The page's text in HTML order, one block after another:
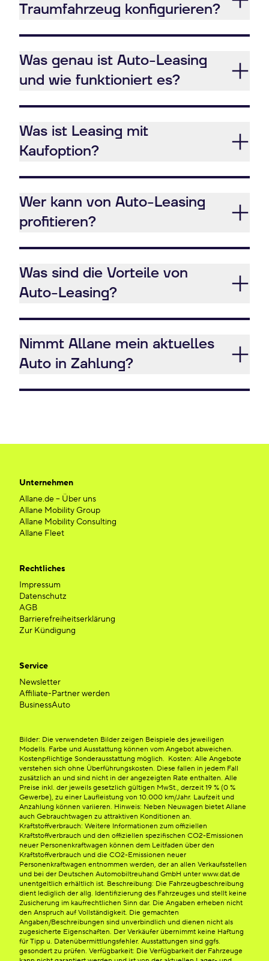
Traumfahrzeug konfigurieren?
Was genau ist Auto-Leasing
und wie funktioniert es?
Was ist Leasing mit
Kaufoption?
Wer kann von Auto-Leasing
profitieren?
Was sind die Vorteile von
Auto-Leasing?
Nimmt Allane mein aktuelles
Auto in Zahlung?
Unternehmen
Allane.de – Über uns
Allane Mobility Group
Allane Mobility Consulting
Allane Fleet
Rechtliches
Impressum
Datenschutz
AGB
Barrierefreiheitserklärung
Zur Kündigung
Service
Newsletter
Affiliate-Partner werden
BusinessAuto
Bilder: Die verwendeten Bilder zeigen Beispiele des jeweiligen
Modells. Farbe und Ausstattung können vom Angebot abweichen.
Kostenpflichtige Sonderausstattung möglich. Kosten: Alle Angebote
verstehen sich ohne Überführungskosten. Diese fallen in jedem Fall
zusätzlich an und sind nicht in der angezeigten Rate enthalten. Alle
Preise inkl. der jeweils gesetzlich gültigen MwSt., derzeit 19 % (0 %
Gewerbe), zu einer Laufleistung von 10.000 km/Jahr. Laufzeit und
Anzahlung können variieren. Hinweis: Neben Neuwagen bietet Allane
auch Gebrauchtwagen zu attraktiven Konditionen an.
Kraftstoffverbrauch: Weitere Informationen zum offiziellen
Kraftstoffverbrauch und den offiziellen spezifischen CO2-Emissionen
neuer Personenkraftwagen können dem Leitfaden über den
Kraftstoffverbrauch und die CO2-Emissionen neuer
Personenkraftwagen entnommen werden, der an allen Verkaufsstellen
und bei der Deutschen Automobiltreuhand GmbH unter www.dat.de
unentgeltlich erhältlich ist. Beschreibung: Die Fahrzeugbeschreibung
dient lediglich der allg. Identifizierung des Fahrzeuges und stellt keine
Zusicherung im kaufrechtlichen Sinn dar. Die Angaben erheben nicht
den Anspruch auf Vollständigkeit. Die gemachten
Angaben/Beschreibungen sind unverbindlich und dienen nicht als
zugesicherte Eigenschaften. Der Verkäufer übernimmt keine Haftung
für Tipp u. Datenübermittlungsfehler. Ausstattungen sind ggfs.
gesondert zu prüfen. Verfügbarkeit: Die Verfügbarkeit der Fahrzeuge